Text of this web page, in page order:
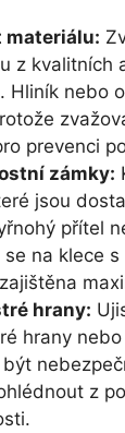
materiálu:
z kvalitních
Hliník nebo
prevenci
zámky:
jsou
přítel
na klece
hrany:
hrany
z